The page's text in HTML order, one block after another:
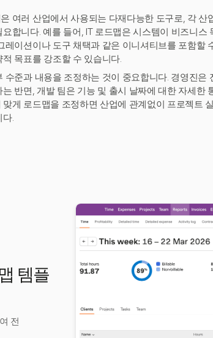
여러 산업에서 사용되는 다재다능한 도구로, 각 산
합니다. 예를 들어, IT 로드맵은 시스템이 비즈니
레이션이나 도구 채택과 같은 이니셔티브를 포함할
목표를 강조할 수 있습니다.
수준과 내용을 조정하는 것이 중요합니다. 경영진은
는 반면, 개발 팀은 기능 및 출시 날짜에 대한 자세한
맞게 로드맵을 조정하면 산업에 관계없이 프로젝트
다.
템플
전